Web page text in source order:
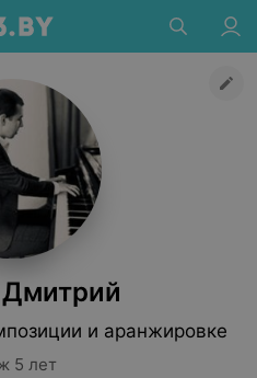
и аранжировке
5 лет